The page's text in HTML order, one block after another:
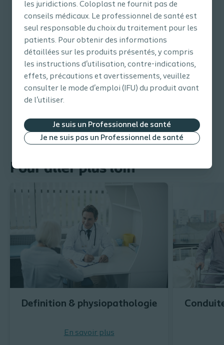
les juridictions. Coloplast ne fournit pas de
conseils médicaux. Le professionnel de santé est
seul responsable du choix du traitement pour les
patients. Pour obtenir des informations
détaillées sur les produits présentés, y compris
les instructions d'utilisation, contre-indications,
effets, précautions et avertissements, veuillez
consulter le mode d'emploi (IFU) du produit avant
de l'utiliser.
Je suis un Professionnel de santé
Je ne suis pas un Professionnel de santé
Pour aller plus loin
Definition & physiopathologie
En savoir plus